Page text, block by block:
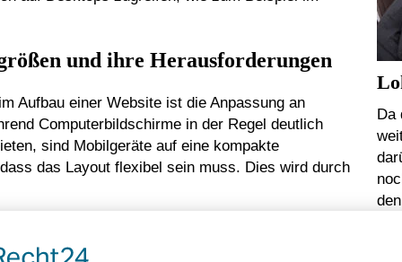
und ihre Herausforderungen
Aufbau einer Website ist die Anpassung an
Computerbildschirme in der Regel deutlich
sind Mobilgeräte auf eine kompakte
das Layout flexibel sein muss. Dies wird durch
die Website auf allen Geräten gut aussieht, indem
anpassen. Texte, Bilder und andere
Da
den